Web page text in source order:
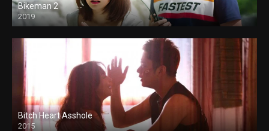
Bikeman 2
2019
Bitch Heart Asshole
2015